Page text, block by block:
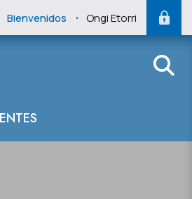
Bienvenidos . Ongi Etorri